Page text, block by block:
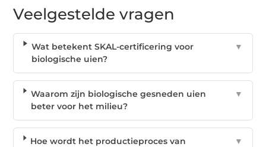
Veelgestelde vragen
Wat betekent SKAL-certificering voor
biologische uien?
▼
Waarom zijn biologische gesneden uien
beter voor het milieu?
▼
Hoe wordt het productieproces van
▼